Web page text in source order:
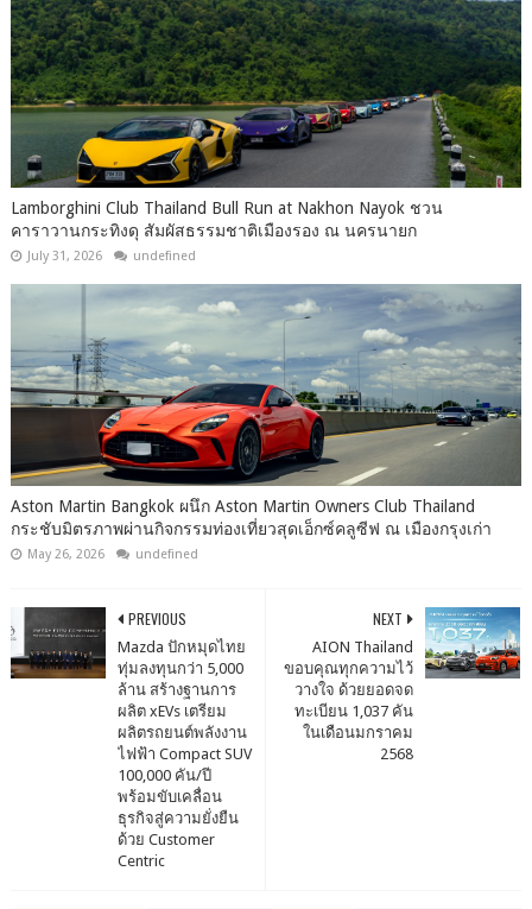
Lamborghini Club Thailand Bull Run at Nakhon Nayok ชวน
คาราวานกระทิงดุ สัมผัสธรรมชาติเมืองรอง ณ นครนายก
July 31, 2026 undefined
Aston Martin Bangkok ผนึก Aston Martin Owners Club Thailand
กระชับมิตรภาพผ่านกิจกรรมท่องเที่ยวสุดเอ็กซ์คลูซีฟ ณ เมืองกรุงเก่า
May 26, 2026 undefined
NEXT
AION Thailand
ขอบคุณทุกความไว้
วางใจ ด้วยยอดจด
ทะเบียน 1,037 คัน
ในเดือนมกราคม
2568
PREVIOUS
Mazda ปักหมุดไทย
ทุ่มลงทุนกว่า 5,000
ล้าน สร้างฐานการ
ผลิต xEVs เตรียม
ผลิตรถยนต์พลังงาน
ไฟฟ้า Compact SUV
100,000 คัน/ปี
พร้อมขับเคลื่อน
ธุรกิจสู่ความยั่งยืน
ด้วย Customer
Centric